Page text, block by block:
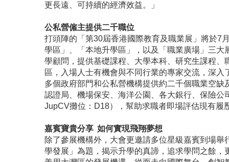
更長遠、可持續的經濟效益。」
公私營僱主提供二千職位
打頭陣的「第30屆香港國際教育及職業展」將於7
學區」、「本地升學區」，以及「職業廣場」三
學顧問，提供基礎課程、大學本科、研究生課程
區，入場人士有機會與不同行業的專家交流，深
多個政府部門和公私營機構提供約二千個職業空
認證局、機場保安、海洋公園、各大銀行、保險
JupCV攤位：D18），幫助求職者即場評估現有
嘉賓寶貴分享 如何實現飛翔夢想
除了參展機構外，大會更邀請多位星級嘉賓到場
學發展」為題，揭示升學的真諦，追求學問之餘